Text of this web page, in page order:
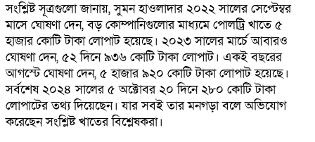
সংশ্লিষ্ট সূত্রগুলো জানায়, সুমন হাওলাদার ২০২২ সালের সেপ্টেম্বর
মাসে ঘোষণা দেন, বড় কোম্পানিগুলোর মাধ্যমে পোলট্রি খাতে ৫
হাজার কোটি টাকা লোপাট হয়েছে। ২০২৩ সালের মার্চে আবারও
ঘোষণা দেন, ৫২ দিনে ৯৩৬ কোটি টাকা লোপাট। একই বছরের
আগস্টে ঘোষণা দেন, ৫ হাজার ৯২০ কোটি টাকা লোপাট হয়েছে।
সর্বশেষ ২০২৪ সালের ৫ অক্টোবর ২০ দিনে ২৮০ কোটি টাকা
লোপাটের তথ্য দিয়েছেন। যার সবই তার মনগড়া বলে অভিযোগ
করেছেন সংশ্লিষ্ট খাতের বিশ্লেষকরা।